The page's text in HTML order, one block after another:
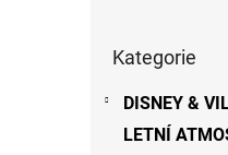
kategorie
Kategorie
DISNEY &
LETNÍ